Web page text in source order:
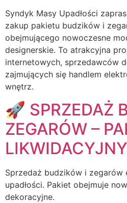
Syndyk Masy Upadłości
zakup pakietu budzików i
obejmującego nowoczesne
designerskie. To atrakcyjna
internetowych, sprzedawców
zajmujących się handlem
wnętrz.
🚀 SPRZEDAŻ
ZEGARÓW –
Sprzedaż budzików i zegarów
upadłości. Pakiet obejmuje
dekoracyjne.